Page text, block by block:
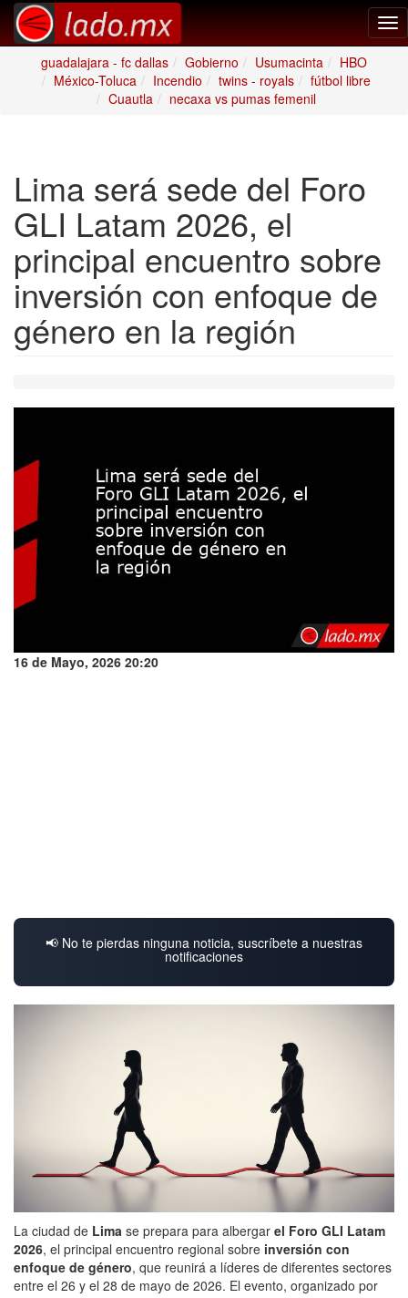
guadalajara - fc dallas
Gobierno Usumacinta
HBO
México-Toluca
Incendio twins - royals
fútbol libre
Cuautla
necaxa vs pumas femenil
Lima será sede del Foro
GLI Latam 2026, el
principal encuentro sobre
inversión con enfoque de
género en la región
16 de Mayo, 2026 20:20
📢 No te pierdas ninguna noticia, suscríbete a nuestras
notificaciones
La ciudad de Lima se prepara para albergar el Foro GLI Latam
2026, el principal encuentro regional sobre inversión con
enfoque de género, que reunirá a líderes de diferentes sectores
entre el 26 y el 28 de mayo de 2026. El evento, organizado por